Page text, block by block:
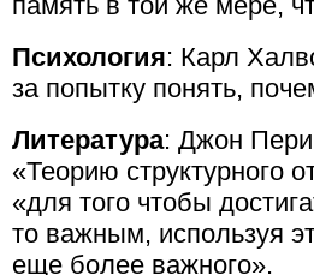
Психология: Карл
за попытку понять,
Литература: Джон Пери
«Теорию структурного
«для того чтобы
то важным, используя
еще более важного».